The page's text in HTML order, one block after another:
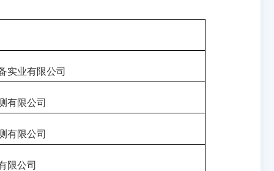
实业有限公司
有限公司
有限公司
限公司